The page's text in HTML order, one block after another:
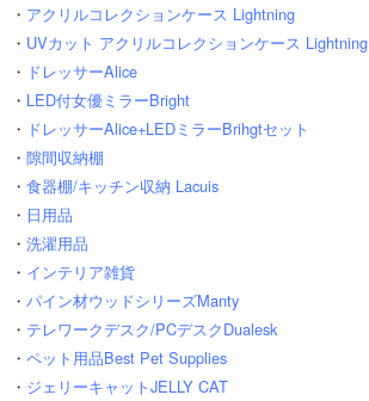
・ アクリルコレクションケース Lightning
・ UVカット アクリルコレクションケース Lightning
・ ドレッサーAlice
・ LED付女優ミラーBright
・ ドレッサーAlice+LEDミラーBrihgtセット
・ 隙間収納棚
・ 食器棚/キッチン収納 Lacuis
・ 日用品
・ 洗濯用品
・ インテリア雑貨
・ パイン材ウッドシリーズManty
・ テレワークデスク/PCデスクDualesk
・ ペット用品Best Pet Supplies
・ ジェリーキャットJELLY CAT